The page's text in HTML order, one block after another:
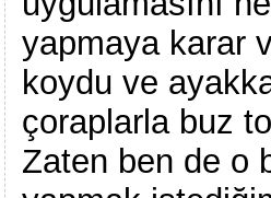
yapmaya karar
koydu ve
çoraplarla buz
Zaten ben de o